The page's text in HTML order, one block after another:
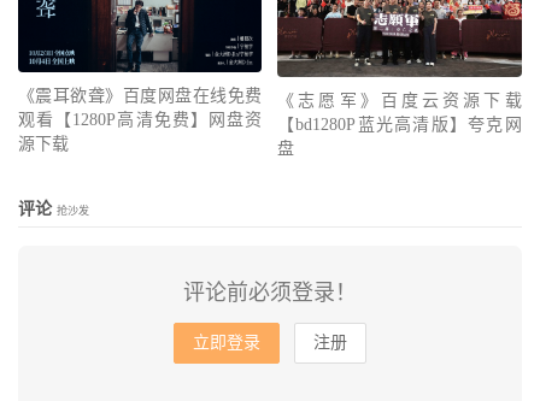
《震耳欲聋》百度网盘在线免费
观看【1280P高清免费】网盘资
源下载
《志愿军》百度云资源下载
【bd1280P蓝光高清版】夸克网
盘
评论 抢沙发
评论前必须登录！
立即登录 注册